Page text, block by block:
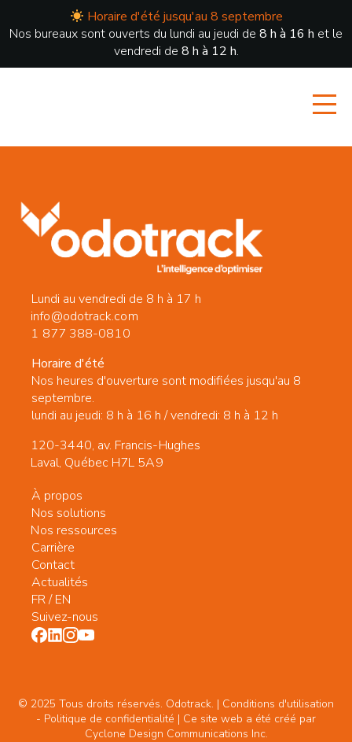
Horaire d'été jusqu'au 8 septembre
Nos bureaux sont ouverts du lundi au jeudi de 8 h à 16 h et le
vendredi de 8 h à 12 h.
Lundi au vendredi de 8 h à 17 h
info@odotrack.com
1 877 388-0810
Horaire d'été
Nos heures d'ouverture sont modifiées jusqu'au 8
septembre.
lundi au jeudi: 8 h à 16 h / vendredi: 8 h à 12 h
120-3440, av. Francis-Hughes
Laval, Québec H7L 5A9
À propos
Nos solutions
Nos ressources
Carrière
Contact
Actualités
FR/EN
Suivez-nous
© 2025 Tous droits réservés. Odotrack. | Conditions d'utilisation
- Politique de confidentialité | Ce site web a été créé par
Cyclone Design Communications Inc.